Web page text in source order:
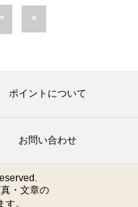
»
ポイントについて
お問い合わせ
・文章の
。